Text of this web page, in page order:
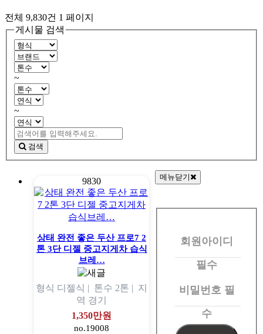
전체 9,830건 1 페이지
게시물 검색
~
~
검색
9830
상태 완전 좋은 두산 프로7 2
톤 3단 디젤 중고지게차 습식
브레…
형식 디젤식 | 톤수 2톤 | 지
역 경기
1,350만원
no.19008
메뉴닫기
회
회원아이디
필수
비밀번호 필
수